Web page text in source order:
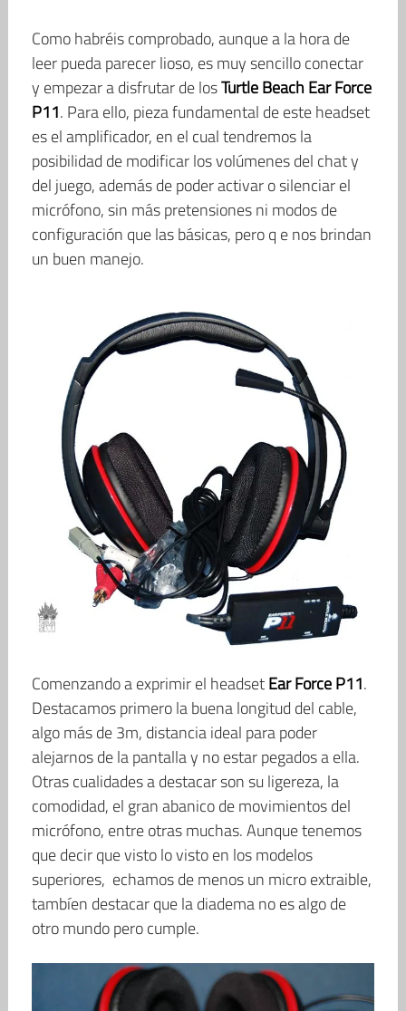
Como habréis comprobado, aunque a la hora de
leer pueda parecer lioso, es muy sencillo conectar
y empezar a disfrutar de losTurtle Beach Ear Force
P11. Para ello, pieza fundamental de este headset
es el amplificador, en el cual tendremos la
posibilidad de modificar los volúmenes del chat y
del juego, además de poder activar o silenciar el
micrófono, sin más pretensiones ni modos de
configuración que las básicas, pero q e nos brindan
un buen manejo.
Comenzando a exprimir el headsetEar Force P11.
Destacamos primero la buena longitud del cable,
algo más de 3m, distancia ideal para poder
alejarnos de la pantalla y no estar pegados a ella.
Otras cualidades a destacar son su ligereza, la
comodidad, el gran abanico de movimientos del
micrófono, entre otras muchas. Aunque tenemos
que decir que visto lo visto en los modelos
superiores, echamos de menos un micro extraible,
tambíen destacar que la diadema no es algo de
otro mundo pero cumple.